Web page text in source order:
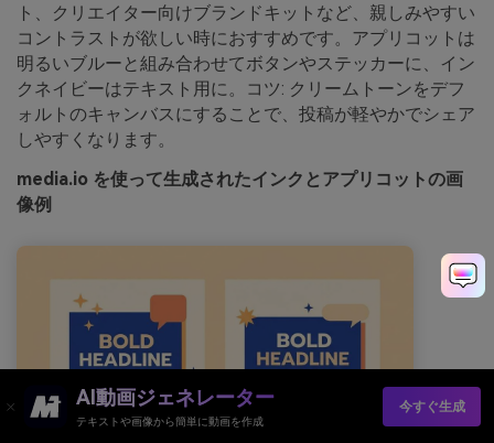
ト、クリエイター向けブランドキットなど、親しみやすい
コントラストが欲しい時におすすめです。アプリコットは
明るいブルーと組み合わせてボタンやステッカーに、イン
クネイビーはテキスト用に。コツ: クリームトーンをデフ
ォルトのキャンバスにすることで、投稿が軽やかでシェア
しやすくなります。
media.io を使って生成されたインクとアプリコットの画
像例
AI動画ジェネレーター
テキストや画像から簡単に動画を作成
今すぐ生成